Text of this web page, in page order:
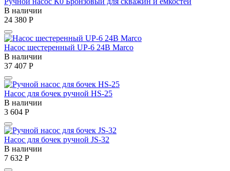
В наличии
24 380 Р
Насос шестеренный UP-6 24В Marco
В наличии
37 407 Р
Насос для бочек ручной HS-25
В наличии
3 604 Р
Насос для бочек ручной JS-32
В наличии
7 632 Р